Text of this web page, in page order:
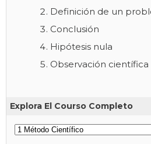
Definición de un
Conclusión
Hipótesis nula
Observación científica
Explora El Courso Completo